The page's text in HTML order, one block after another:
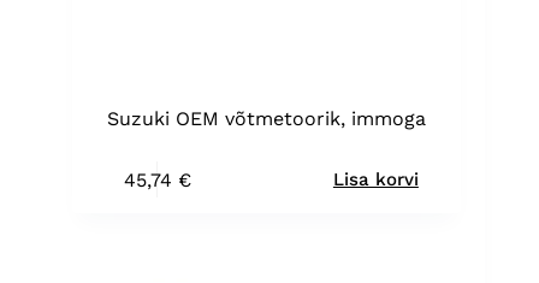
Suzuki OEM võtmetoorik, immoga
45,74 € Lisa korvi